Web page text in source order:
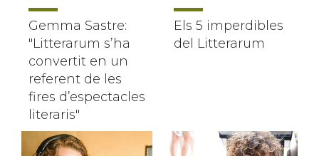
Gemma Sastre:
"Litterarum s’ha
convertit en un
referent de les
fires d’espectacles
literaris"
Els 5 imperdibles
del Litterarum